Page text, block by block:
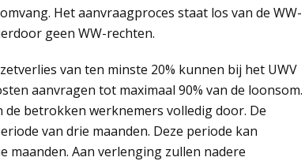
Het aanvraagproces staat los van de WW-
geen WW-rechten.
van ten minste 20% kunnen bij het UWV
aanvragen tot maximaal 90% van de loonsom.
betrokken werknemers volledig door. De
van drie maanden. Deze periode kan
maanden. Aan verlenging zullen nadere